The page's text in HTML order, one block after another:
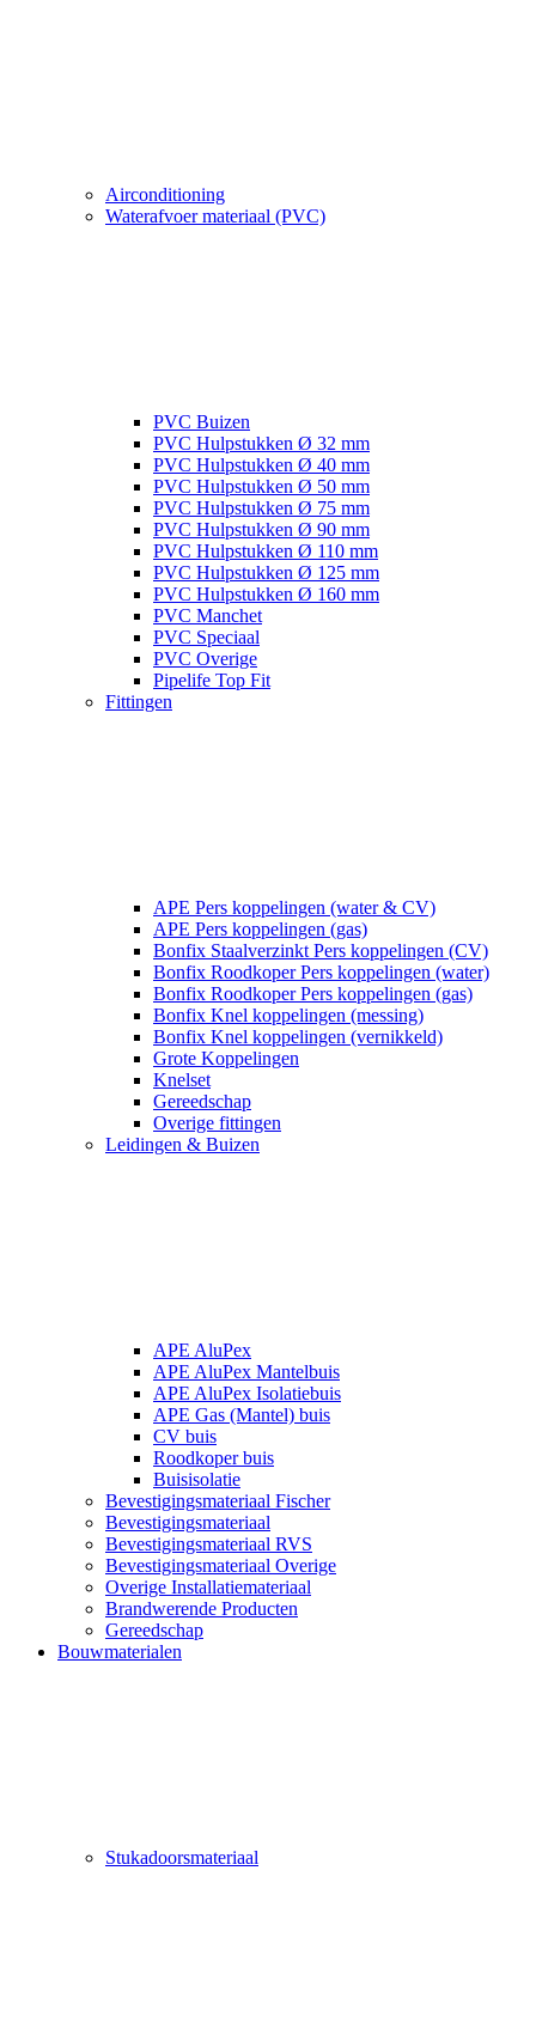
Airconditioning
Waterafvoer materiaal (PVC)
PVC Buizen
PVC Hulpstukken Ø 32 mm
PVC Hulpstukken Ø 40 mm
PVC Hulpstukken Ø 50 mm
PVC Hulpstukken Ø 75 mm
PVC Hulpstukken Ø 90 mm
PVC Hulpstukken Ø 110 mm
PVC Hulpstukken Ø 125 mm
PVC Hulpstukken Ø 160 mm
PVC Manchet
PVC Speciaal
PVC Overige
Pipelife Top Fit
Fittingen
APE Pers koppelingen (water & CV)
APE Pers koppelingen (gas)
Bonfix Staalverzinkt Pers koppelingen (CV)
Bonfix Roodkoper Pers koppelingen (water)
Bonfix Roodkoper Pers koppelingen (gas)
Bonfix Knel koppelingen (messing)
Bonfix Knel koppelingen (vernikkeld)
Grote Koppelingen
Knelset
Gereedschap
Overige fittingen
Leidingen & Buizen
APE AluPex
APE AluPex Mantelbuis
APE AluPex Isolatiebuis
APE Gas (Mantel) buis
CV buis
Roodkoper buis
Buisisolatie
Bevestigingsmateriaal Fischer
Bevestigingsmateriaal
Bevestigingsmateriaal RVS
Bevestigingsmateriaal Overige
Overige Installatiemateriaal
Brandwerende Producten
Gereedschap
Bouwmaterialen
Stukadoorsmateriaal